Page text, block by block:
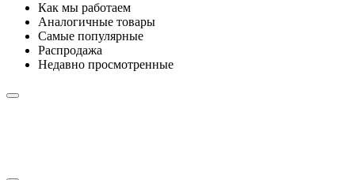
Как мы работаем
Аналогичные товары
Самые популярные
Распродажа
Недавно просмотренные